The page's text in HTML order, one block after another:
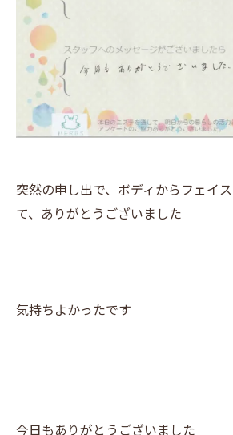
突然の申し出で、ボディからフェイ
て、ありがとうございました
気持ちよかったです
今日もありがとうございました